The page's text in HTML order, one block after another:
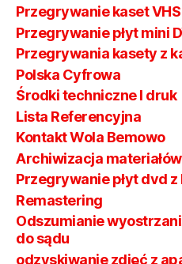
Przegrywanie kaset
Przegrywanie płyt mini
Przegrywania kasety z
Polska Cyfrowa
Środki techniczne I druk
Lista Referencyjna
Kontakt Wola Bemowo
Archiwizacja
Przegrywanie płyt dvd z
Remastering
Odszumianie
do sądu
odzyskiwanie zdjęć z